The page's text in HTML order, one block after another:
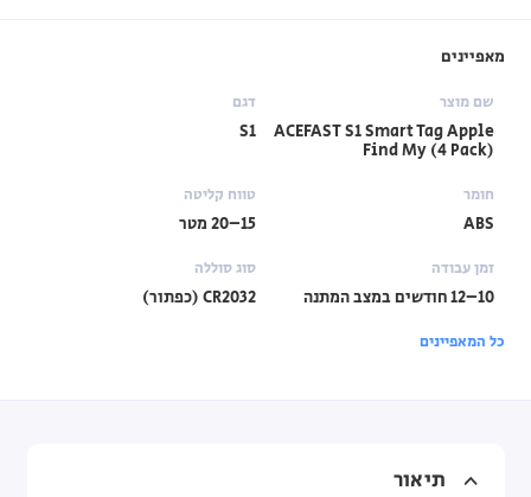
מאפיינים
שם מוצר
ACEFAST S1 Smart Tag Apple
Find My (4 Pack)
דגם
S1
חומר
ABS
טווח קליטה
15–20 מטר
זמן עבודה
10–12 חודשים במצב המתנה
סוג סוללה
CR2032 (כפתור)
כל המאפיינים
תיאור